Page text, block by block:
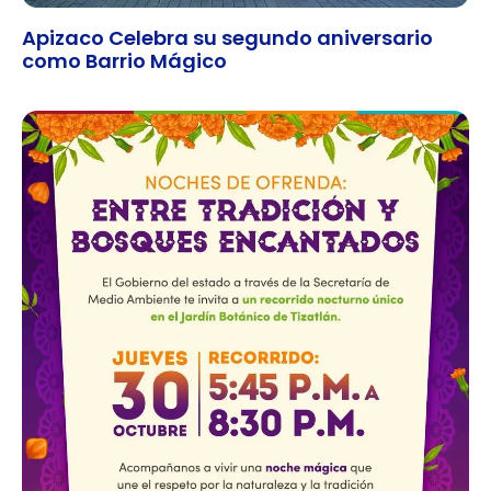
Apizaco Celebra su segundo aniversario
como Barrio Mágico